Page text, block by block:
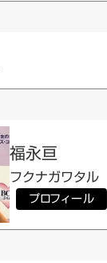
福永亘
フクナガワタル
プロフィール